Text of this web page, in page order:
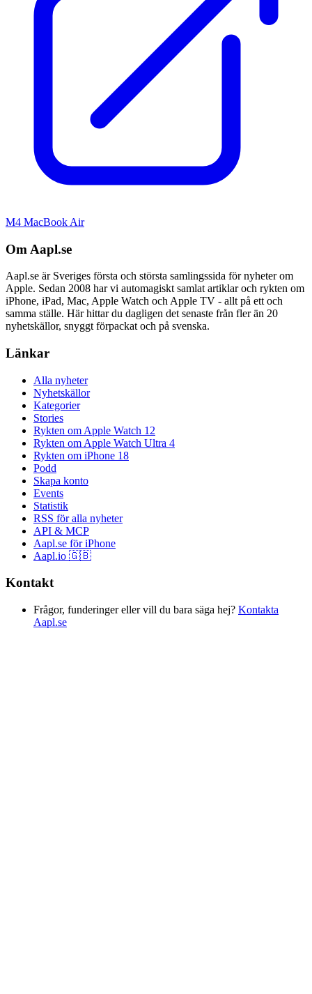
M4 MacBook Air
Om Aapl.se
Aapl.se är Sveriges första och största samlingssida för nyheter om
Apple. Sedan 2008 har vi automagiskt samlat artiklar och rykten om
iPhone, iPad, Mac, Apple Watch och Apple TV - allt på ett och
samma ställe. Här hittar du dagligen det senaste från fler än 20
nyhetskällor, snyggt förpackat och på svenska.
Länkar
Alla nyheter
Nyhetskällor
Kategorier
Stories
Rykten om Apple Watch 12
Rykten om Apple Watch Ultra 4
Rykten om iPhone 18
Podd
Skapa konto
Events
Statistik
RSS för alla nyheter
API & MCP
Aapl.se för iPhone
Aapl.io 🇬🇧
Kontakt
Frågor, funderinger eller vill du bara säga hej? Kontakta
Aapl.se